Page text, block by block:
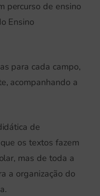
percurso de ensino
Ensino
para cada campo,
acompanhando a
de
os textos fazem
mas de toda a
a organização do